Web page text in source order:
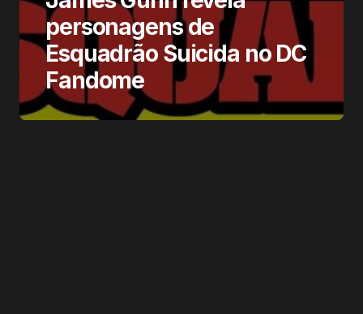
personagens de
Esquadrão Suicida no DC
Fandome